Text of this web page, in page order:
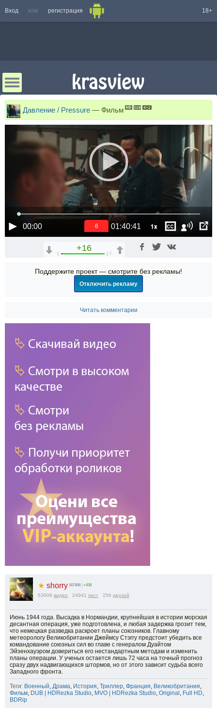
Вход или регистрация 18+
Давление / Pressure — Фильм
00:00 01:40:41 1x
6
+16
1 17
Поддержите проект — смотрите без рекламы!
Отключить рекламу
Читать комментарии
★ shorry 167406 +439
53006 видео 24941 пост 256 друзей
Июнь 1944 года. Высадка в Нормандии, крупнейшая в истории морская
десантная операция, уже подготовлена, и любая задержка грозит тем,
что немецкая разведка раскроет планы союзников. Главному
метеорологу Великобритании Джеймсу Стэггу предстоит убедить все
командование союзных сил во главе с генералом Дуайтом
Эйзенхауэром довериться его нестандартным методам и изменить
планы операции. У ученых остается лишь 72 часа на точный прогноз
сразу двух надвигающихся штормов, но от этого зависит судьба всего
Западного фронта.
Теги: Военный, Драма, История, Триллер, Франция, Великобритания,
Фильм, DUB | HDRezka Studio, MVO | HDRezka Studio, Original , Full HD,
BDRip